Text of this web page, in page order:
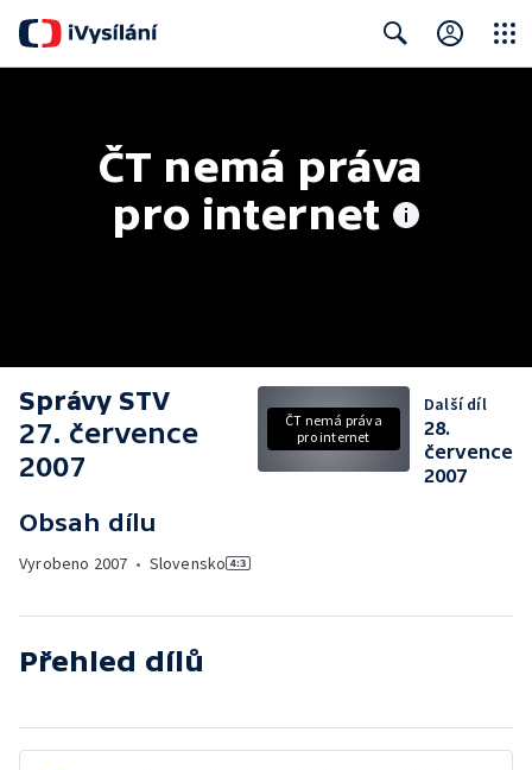
ČT nemá práva
pro internet
Správy STV
27. července
2007
Obsah dílu
Vyrobeno 2007 • Slovensko
ČT nemá práva
pro internet
Další díl
28.
července
2007
Přehled dílů